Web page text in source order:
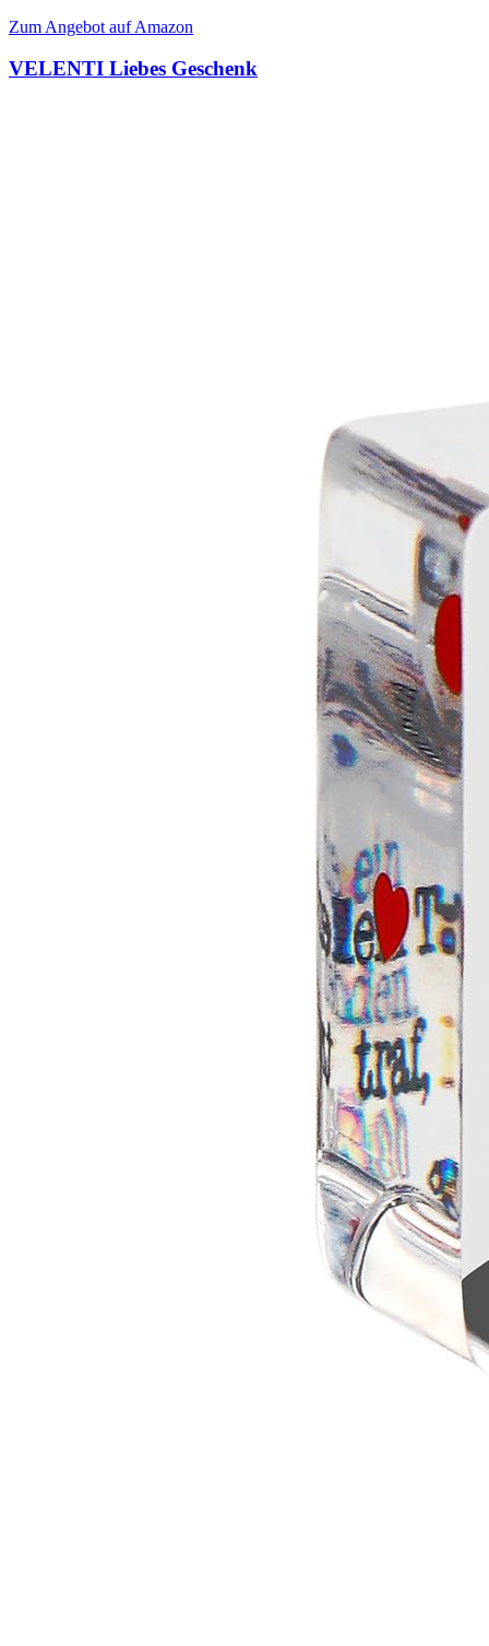
Zum Angebot auf Amazon
VELENTI Liebes Geschenk